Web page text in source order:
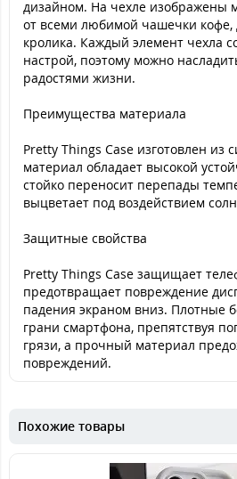
дизайном. На чехле изображены
от всеми любимой чашечки кофе,
кролика. Каждый элемент чехла
настрой, поэтому можно
радостями жизни.
Преимущества материала
Pretty Things Case изготовлен из
материал обладает высокой
стойко переносит перепады
выцветает под воздействием
Защитные свойства
Pretty Things Case защищает
предотвращает повреждение
падения экраном вниз. Плотные
грани смартфона, препятствуя
грязи, а прочный материал
повреждений.
Похожие товары